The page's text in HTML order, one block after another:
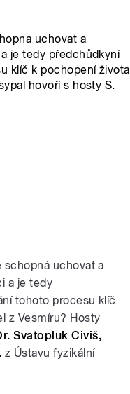
uchovat a
je tedy předchůdkyní
klíč k pochopení života
hovoří s hosty S.
schopná uchovat a
a je tedy
tohoto procesu klíč
z Vesmíru? Hosty
Svatopluk Civiš,
z Ústavu fyzikální